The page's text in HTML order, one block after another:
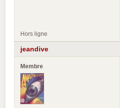
Hors ligne
jeandive
Membre